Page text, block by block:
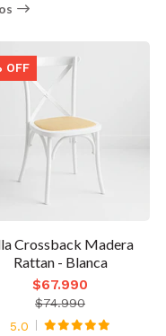
OFF
Crossback Madera
Rattan - Blanca
$67.990
$74.990
5.0